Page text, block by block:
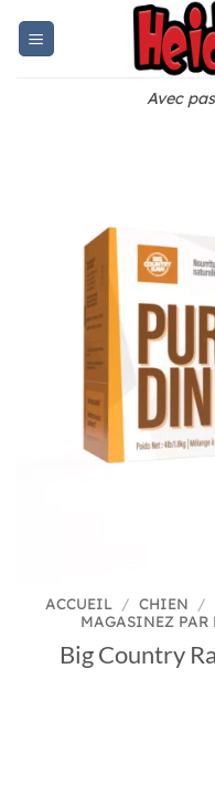
Avec
ACCUEIL / CHIEN /
MAGASINEZ PAR
Big Country